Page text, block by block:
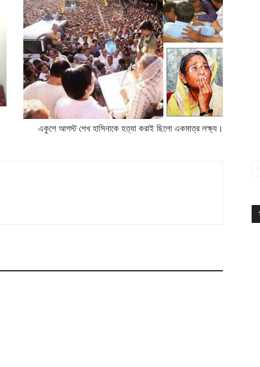
একুশে আগস্ট শেখ হাসিনাকে হত্যা করাই ছিলো একমাত্র লক্ষ্য।